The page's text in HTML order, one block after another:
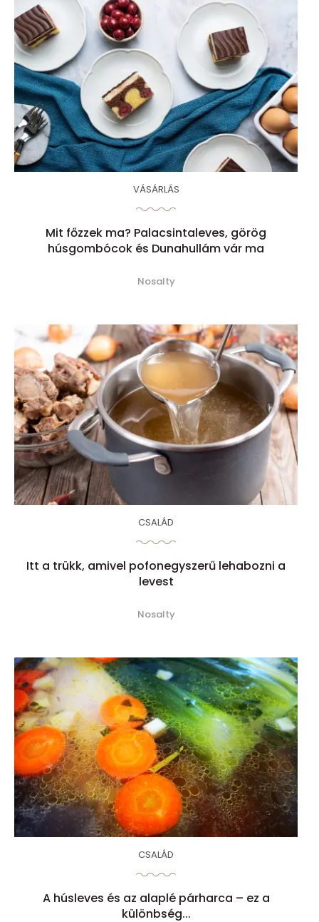
VÁSÁRLÁS
Mit főzzek ma? Palacsintaleves, görög
húsgombócok és Dunahullám vár ma
Nosalty
CSALÁD
Itt a trükk, amivel pofonegyszerű lehabozni a
levest
Nosalty
CSALÁD
A húsleves és az alaplé párharca – ez a
különbség...